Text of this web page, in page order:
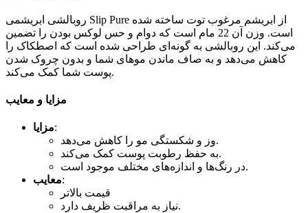
روبالشی ابریشمی Slip Pure از ابریشم مرغوب توت ساخته شده
است. وزن آن 22 مام است که دوام و حس لوکس بودن را تضمین
می‌کند. این روبالشی به گونه‌ای طراحی شده است که اصطکاک را
کاهش می‌دهد و به صاف ماندن موهای شما و بدون چروک شدن
پوست شما کمک می‌کند.
مزایا و معایب
مزایا:
وز و شکستگی مو را کاهش می‌دهد.
به حفظ رطوبت پوست کمک می‌کند.
در رنگ‌ها و اندازه‌های مختلف موجود است.
معایب:
قیمت بالاتر
نیاز به مراقبت ظریف دارد.